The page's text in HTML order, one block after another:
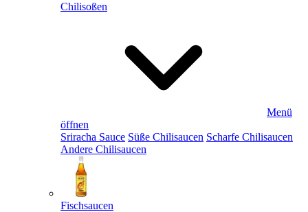
Chilisoßen
Menü
öffnen
Sriracha Sauce Süße Chilisaucen Scharfe Chilisaucen
Andere Chilisaucen
Fischsaucen